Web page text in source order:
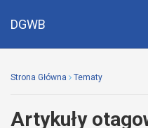
DGWB
Strona Główna Tematy
Artykuły